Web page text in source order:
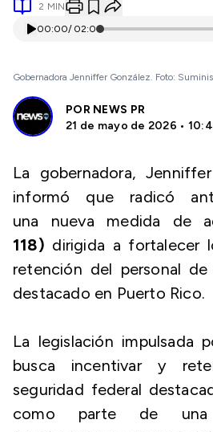
2 MIN
00:00/ 02:01
Gobernadora Jenniffer González. Foto:
POR NEWS PR
21 de mayo de 2026 •
La gobernadora,
informó que radicó
una nueva medida de
118) dirigida a fortalecer
retención del personal
destacado en Puerto Rico.
La legislación impulsada
busca incentivar y
seguridad federal
como parte de una